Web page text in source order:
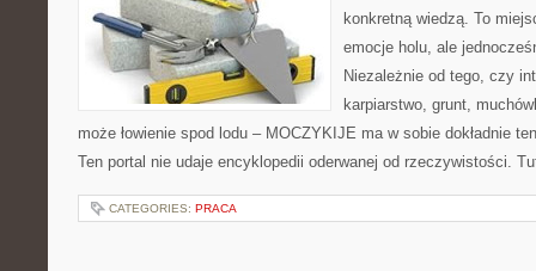
konkretną wiedzą. To
emocje holu, ale
Niezależnie od tego, czy
karpiarstwo, grunt,
może łowienie spod lodu – MOCZYKIJE ma w sobie dokładnie
Ten portal nie udaje encyklopedii oderwanej od rzeczywistości.
CATEGORIES: PRACA